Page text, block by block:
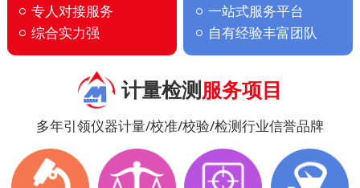
专人对接服务
综合实力强
一站式服务平台
自有经验丰富团队
计量检测服务项目
多年引领仪器计量/校准/校验/检测行业信誉品牌